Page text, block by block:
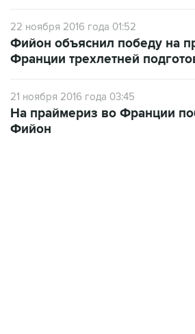
22 ноября 2016 года 01:52
Фийон объяснил победу на
Франции трехлетней
21 ноября 2016 года 03:45
На праймериз во Франции
Фийон